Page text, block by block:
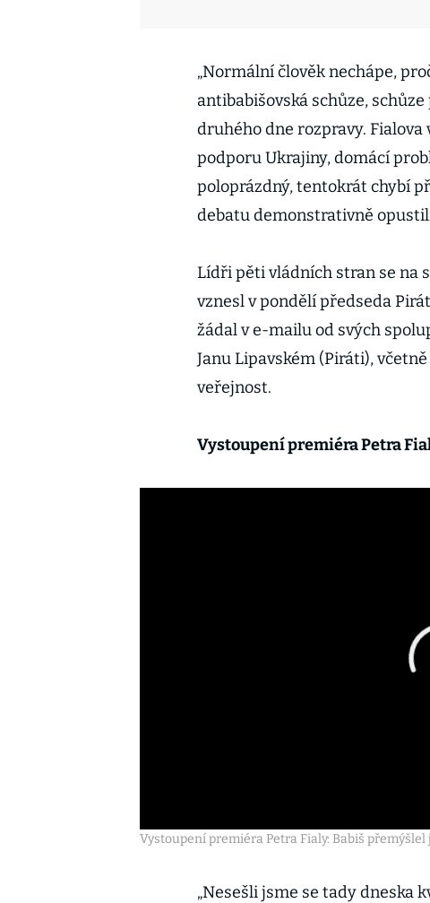
„Normální člověk nechápe,
antibabišovská schůze,
druhého dne rozpravy.
podporu Ukrajiny, domácí
poloprázdný, tentokrát chybí
debatu demonstrativně
Lídři pěti vládních stran se na
vznesl v pondělí předseda
žádal v e-mailu od svých
Janu Lipavském (Piráti),
veřejnost.
Vystoupení premiéra Petra
Vystoupení premiéra Petra Fialy: Babiš
„Nesešli jsme se tady dneska